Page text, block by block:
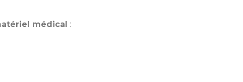
médical :